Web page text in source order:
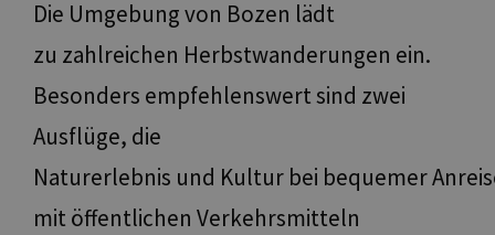
Die Umgebung von Bozen lädt
zu zahlreichen Herbstwanderungen ein.
Besonders empfehlenswert sind zwei
Ausflüge, die
Naturerlebnis und Kultur bei bequemer
mit öffentlichen Verkehrsmitteln